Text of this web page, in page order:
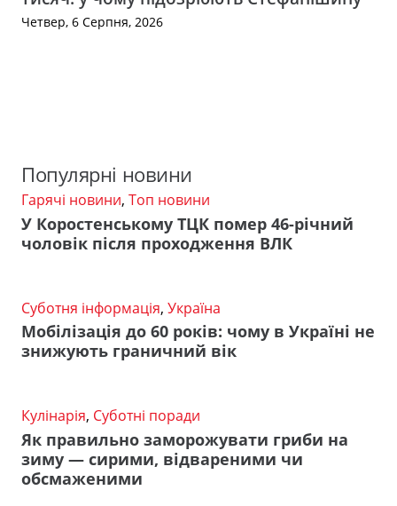
Четвер, 6 Серпня, 2026
Популярні новини
Гарячі новини, Топ новини
У Коростенському ТЦК помер 46-річний
чоловік після проходження ВЛК
Суботня інформація, Україна
Мобілізація до 60 років: чому в Україні не
знижують граничний вік
Кулінарія, Суботні поради
Як правильно заморожувати гриби на
зиму — сирими, відвареними чи
обсмаженими